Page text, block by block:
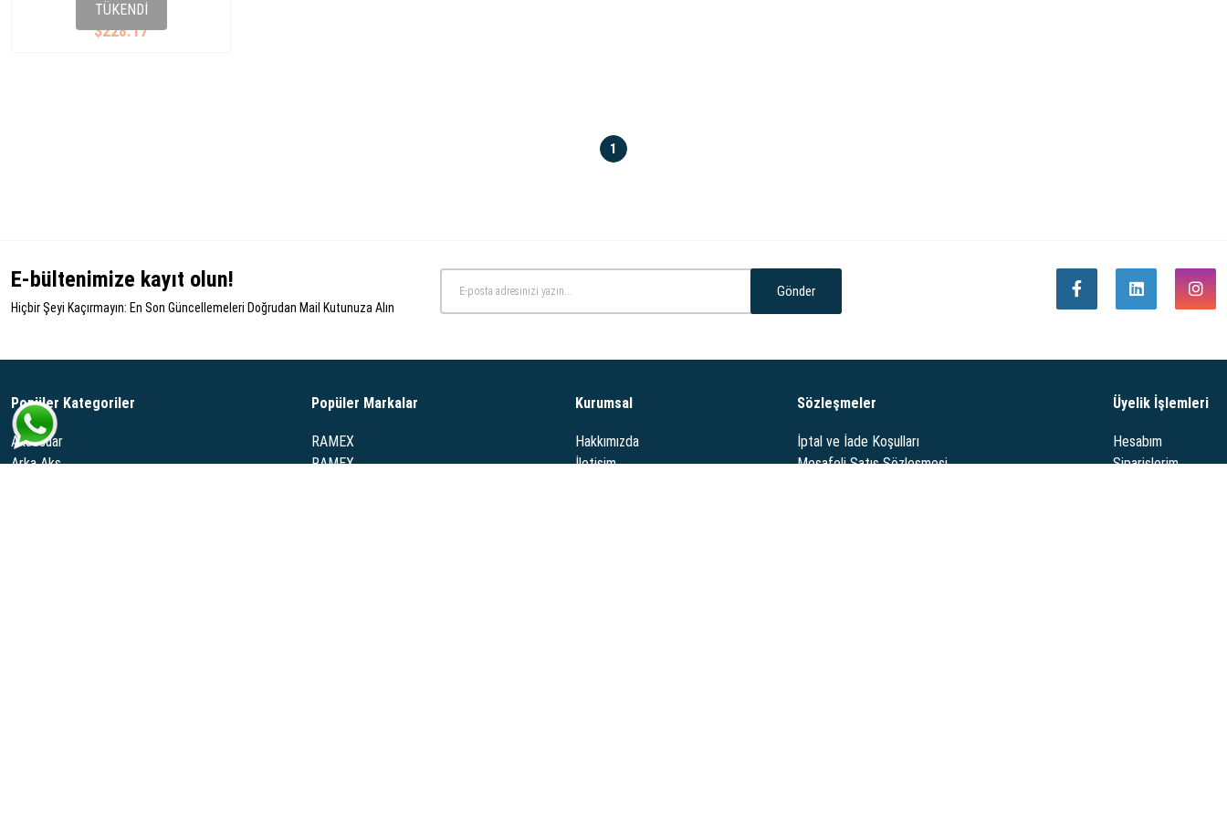
TÜKENDI
$228.17
7H0 407 271T
1
E-bültenimize kayıt olun!
Hiçbir Şeyi Kaçırmayın: En Son Güncellemeleri Doğrudan Mail Kutunuza Alın
Gönder
Popüler Kategoriler
Aksesuar
Arka Aks
Popüler Markalar
RAMEX
RAMEX.
Kurumsal
Hakkımızda
İletişim
Sözleşmeler
İptal ve İade Koşulları
Mesafeli Satış Sözleşmesi
Üyelik İşlemleri
Hesabım
Siparişlerim